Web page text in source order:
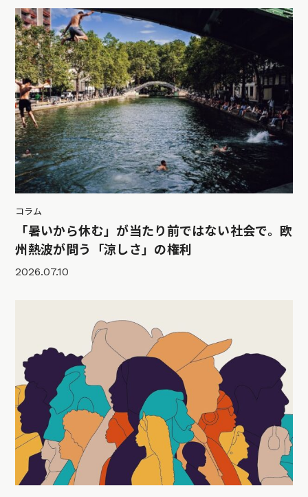
コラム
「暑いから休む」が当たり前ではない社会で。欧
州熱波が問う「涼しさ」の権利
2026.07.10